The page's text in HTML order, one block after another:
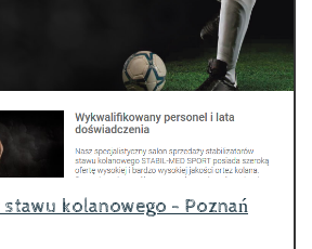
kolanowego - Poznań